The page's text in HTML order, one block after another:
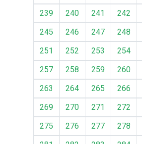
239
240 241 242
245
246 247 248
251
252 253 254
257
258 259 260
263
264 265 266
269
270 271 272
275
276 277 278